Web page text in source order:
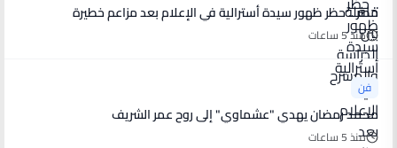
مصر .. حظر ظهور سيدة أسترالية في الإعلام بعد مزاعم خطيرة
منذ 5 ساعات
فن
محمد رمضان يهدي "عشماوي" إلى روح عمر الشريف
منذ 5 ساعات